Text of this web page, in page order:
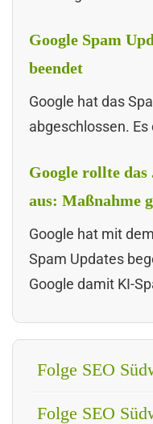
Google Spam
beendet
Google hat das
abgeschlossen.
Google rollte das
aus: Maßnahme
Google hat mit
Spam Updates
Google damit KI-
Folge SEO
Folge SEO